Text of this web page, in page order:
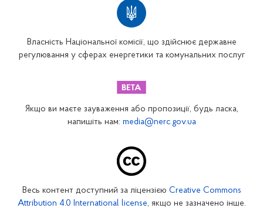
Власність Національної комісії, що здійснює державне
регулювання у сферах енергетики та комунальних послуг
Якщо ви маєте зауваження або пропозиції, будь ласка,
напишіть нам: media@nerc.gov.ua
Весь контент доступний за ліцензією Creative Commons
Attribution 4.0 International license, якщо не зазначено інше.